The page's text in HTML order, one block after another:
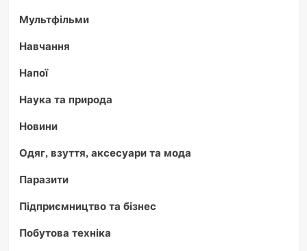
Мультфільми
Навчання
Напої
Наука та природа
Новини
Одяг, взуття, аксесуари та мода
Паразити
Підприємництво та бізнес
Побутова техніка